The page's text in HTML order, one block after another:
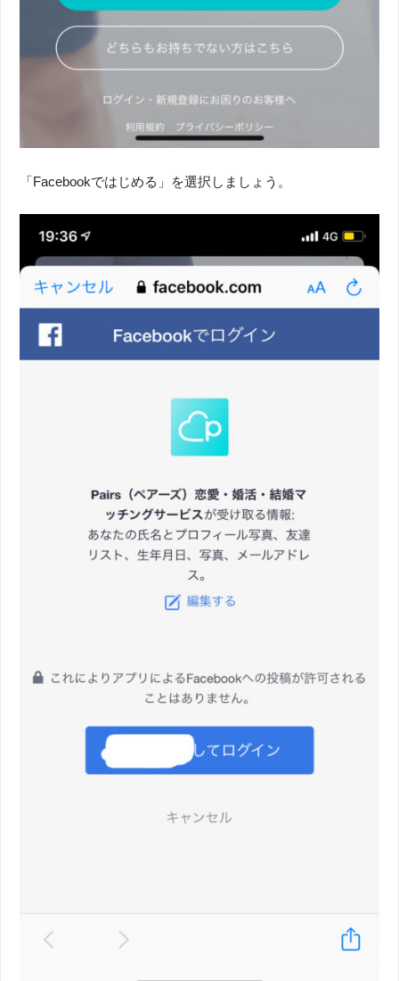
「Facebookではじめる」を選択しましょう。